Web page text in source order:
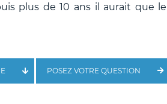
plus de 10 ans il aurait que le
POSEZ VOTRE QUESTION